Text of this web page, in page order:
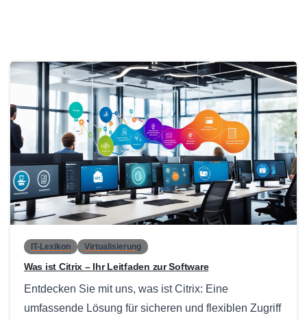
0
IT-Lexikon Virtualisierung
Was ist Citrix – Ihr Leitfaden zur Software
Entdecken Sie mit uns, was ist Citrix: Eine
umfassende Lösung für sicheren und flexiblen Zugriff